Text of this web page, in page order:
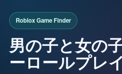
男の子と女の
ーロールプレイ